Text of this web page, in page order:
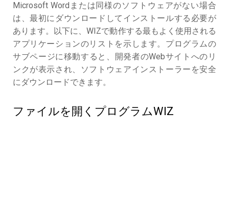
Microsoft Wordまたは同様のソフトウェアがない場合
は、最初にダウンロードしてインストールする必要が
あります。以下に、WIZで動作する最もよく使用される
アプリケーションのリストを示します。プログラムの
サブページに移動すると、開発者のWebサイトへのリ
ンクが表示され、ソフトウェアインストーラーを安全
にダウンロードできます。
ファイルを開くプログラムWIZ